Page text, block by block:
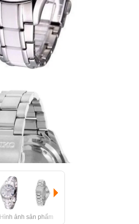
Hình ảnh sản phẩm